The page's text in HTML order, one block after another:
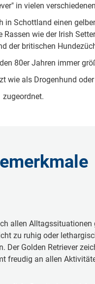
in vielen
Schottland einen
wie der Irish
der britischen
80er Jahren immer
wie als Drogenhund
zugeordnet.
allen
zu ruhig oder
Der Golden Retriever
an allen